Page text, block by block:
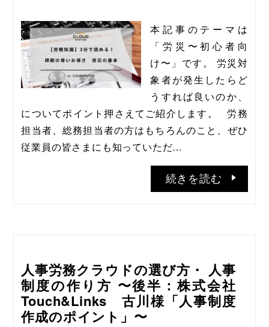
本記事のテーマは
「労災〜初心者向
け〜」です。 労災対
象者が発生したらど
うすれば良いのか、
についてポイント押さえてご紹介します。   労務
担当者、総務担当者の方はもちろんのこと、ぜひ
従業員の皆さまにも知っていただ…
続きを読む
人事労務クラウドの選び方・ 人事
制度の作り方 〜後半：株式会社
Touch&Links 古川様「人事制度
作成のポイント」〜